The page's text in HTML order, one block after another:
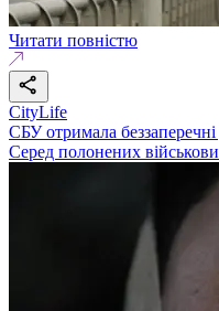
Читати повністю
CityLife
СБУ отримала
Серед полонених